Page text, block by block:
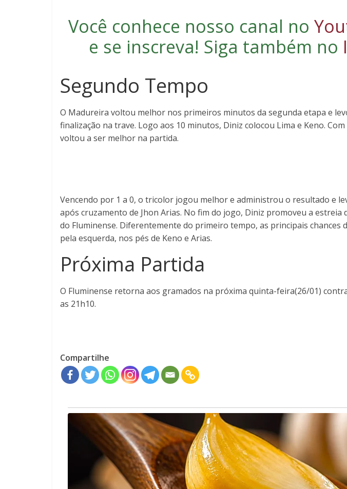
Você conhece nosso canal no
e se inscreva! Siga também no
Segundo Tempo
O Madureira voltou melhor nos primeiros minutos da segunda etapa e
finalização na trave. Logo aos 10 minutos, Diniz colocou Lima e Keno.
voltou a ser melhor na partida.
Vencendo por 1 a 0, o tricolor jogou melhor e administrou o resultado e
após cruzamento de Jhon Arias. No fim do jogo, Diniz promoveu a estreia
do Fluminense. Diferentemente do primeiro tempo, as principais chances
pela esquerda, nos pés de Keno e Arias.
Próxima Partida
O Fluminense retorna aos gramados na próxima quinta-feira(26/01)
as 21h10.
Compartilhe